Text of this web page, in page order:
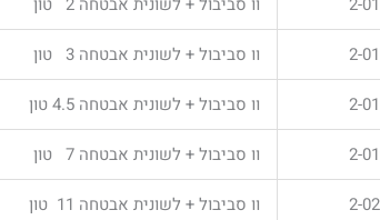
2- וו סביבול + לשונית אבטחה 3 טון
2- וו סביבול + לשונית אבטחה 4.5 טון
2- וו סביבול + לשונית אבטחה 7 טון
2- וו סביבול + לשונית אבטחה 11 טון